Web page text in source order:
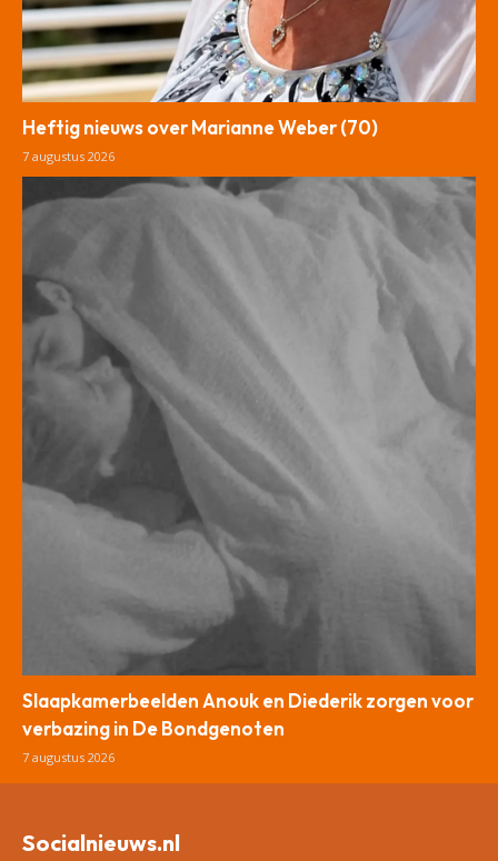
Heftig nieuws over Marianne Weber (70)
7 augustus 2026
Slaapkamerbeelden Anouk en Diederik zorgen voor
verbazing in De Bondgenoten
7 augustus 2026
Socialnieuws.nl